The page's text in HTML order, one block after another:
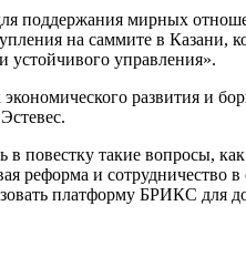
поддержания мирных
на саммите в Казани,
устойчивого управления».
развития и
такие вопросы,
реформа и сотрудничество
платформу БРИКС